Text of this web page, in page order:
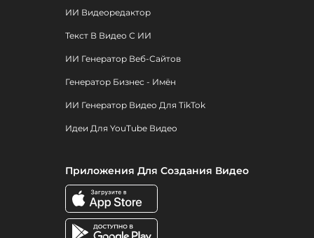
ИИ Видеоредактор
Текст В Видео С ИИ
ИИ Генератор Веб-Сайтов
Генератор Бизнес - Имён
ИИ Генератор Видео Для TikTok
Идеи Для YouTube Видео
Приложения Для Создания Видео